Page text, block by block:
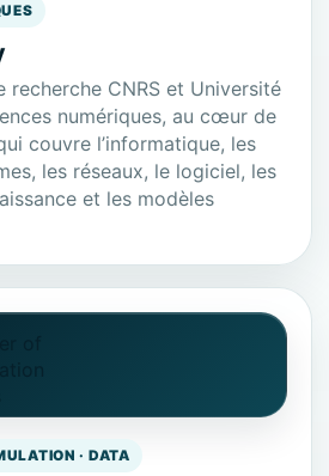
recherche CNRS et Université
numériques, au cœur de
couvre l’informatique, les
les réseaux, le logiciel, les
et les modèles
· DATA